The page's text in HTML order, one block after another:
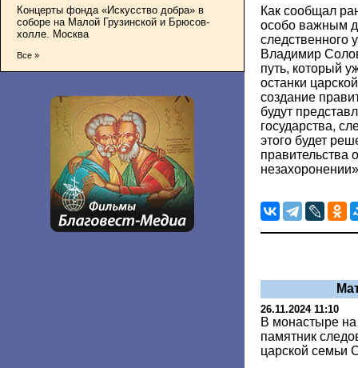
Концерты фонда «Искусство добра» в
соборе на Малой Грузинской и Брюсов-
холле. Москва
Все »
Как сообщал
особо важным
Владимир
путь, который
останки
создание
будут
государства,
этого будет
правительства
26.11.2024 11:10
В монастыре
памятник
царской семьи